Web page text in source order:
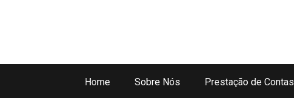
Home Sobre Nós Prestação de Contas